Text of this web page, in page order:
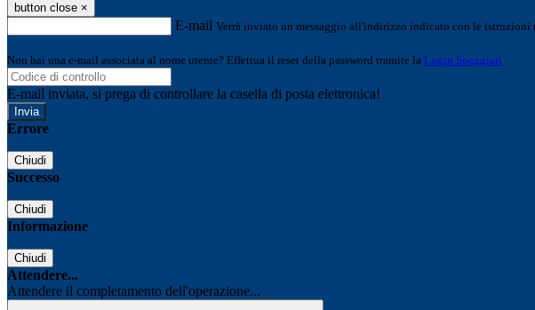
button close ×
E-mail Verrà inviato un messaggio all'indirizzo indicato con le istruzioni
Non hai una e-mail associata al nome utente? Effettua il reset della password tramite la Login Spaggiari
E-mail inviata, si prega di controllare la casella di posta elettronica!
Errore
Chiudi
Successo
Chiudi
Informazione
Chiudi
Attendere...
Attendere il completamento dell'operazione...